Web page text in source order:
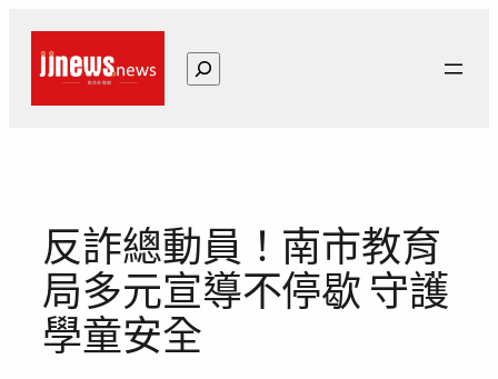
搜
尋
反詐總動員！南市教育
局多元宣導不停歇 守護
學童安全